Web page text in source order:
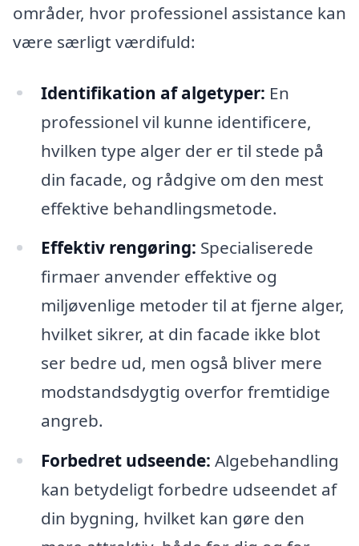
områder, hvor professionel assistance kan
være særligt værdifuld:
Identifikation af algetyper: En
professionel vil kunne identificere,
hvilken type alger der er til stede på
din facade, og rådgive om den mest
effektive behandlingsmetode.
Effektiv rengøring: Specialiserede
firmaer anvender effektive og
miljøvenlige metoder til at fjerne alger,
hvilket sikrer, at din facade ikke blot
ser bedre ud, men også bliver mere
modstandsdygtig overfor fremtidige
angreb.
Forbedret udseende: Algebehandling
kan betydeligt forbedre udseendet af
din bygning, hvilket kan gøre den